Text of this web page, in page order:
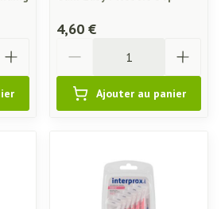
4,60 €
Ajouter au panier